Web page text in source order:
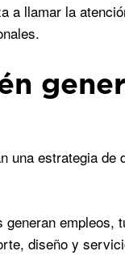
a llamar la
estrategia
empleos,
diseño y